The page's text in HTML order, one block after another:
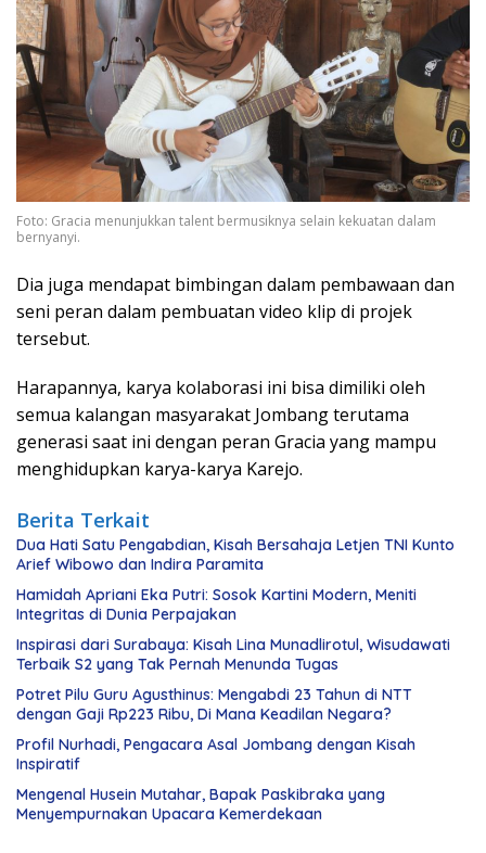
Foto: Gracia menunjukkan talent bermusiknya selain kekuatan dalam
bernyanyi.
Dia juga mendapat bimbingan dalam pembawaan dan
seni peran dalam pembuatan video klip di projek
tersebut.
Harapannya, karya kolaborasi ini bisa dimiliki oleh
semua kalangan masyarakat Jombang terutama
generasi saat ini dengan peran Gracia yang mampu
menghidupkan karya-karya Karejo.
Berita Terkait
Dua Hati Satu Pengabdian, Kisah Bersahaja Letjen TNI Kunto
Arief Wibowo dan Indira Paramita
Hamidah Apriani Eka Putri: Sosok Kartini Modern, Meniti
Integritas di Dunia Perpajakan
Inspirasi dari Surabaya: Kisah Lina Munadlirotul, Wisudawati
Terbaik S2 yang Tak Pernah Menunda Tugas
Potret Pilu Guru Agusthinus: Mengabdi 23 Tahun di NTT
dengan Gaji Rp223 Ribu, Di Mana Keadilan Negara?
Profil Nurhadi, Pengacara Asal Jombang dengan Kisah
Inspiratif
Mengenal Husein Mutahar, Bapak Paskibraka yang
Menyempurnakan Upacara Kemerdekaan